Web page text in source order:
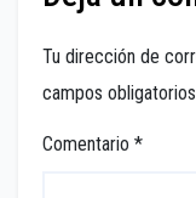
Tu dirección de
campos
Comentario *